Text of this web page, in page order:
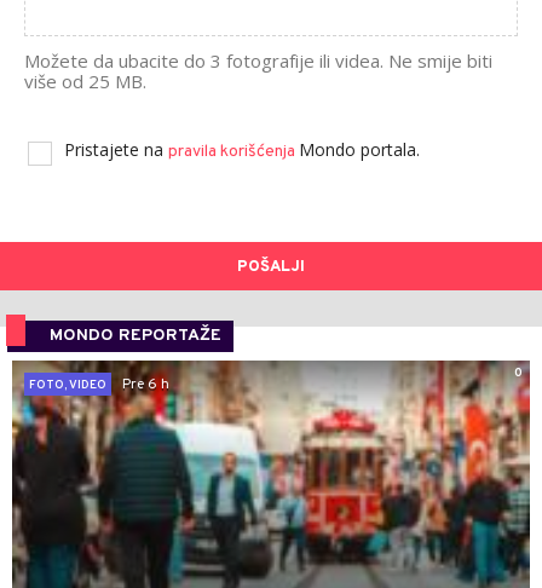
Možete da ubacite do 3 fotografije ili videa. Ne smije biti
više od 25 MB.
Pristajete na pravila korišćenja Mondo portala.
POŠALJI
MONDO REPORTAŽE
0
FOTO, VIDEO
Pre 6 h